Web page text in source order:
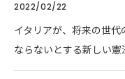
2022/02/22
イタリアが、将来の世
ならないとする新しい憲